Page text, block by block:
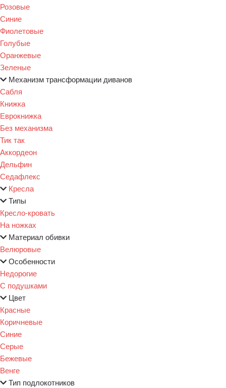
Розовые
Синие
Фиолетовые
Голубые
Оранжевые
Зеленые
Механизм трансформации диванов
Сабля
Книжка
Еврокнижка
Без механизма
Тик так
Аккордеон
Дельфин
Седафлекс
Кресла
Типы
Кресло-кровать
На ножках
Материал обивки
Велюровые
Особенности
Недорогие
С подушками
Цвет
Красные
Коричневые
Синие
Серые
Бежевые
Венге
Тип подлокотников